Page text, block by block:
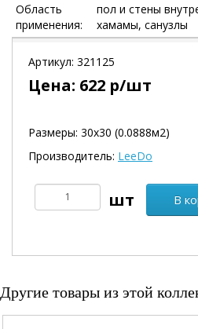
Область
применения:
пол и стены
хамамы, санузлы
Артикул: 321125
Цена: 622 р/шт
Размеры: 30х30 (0.0888м2)
Производитель: LeeDo
В
Другие товары из этой